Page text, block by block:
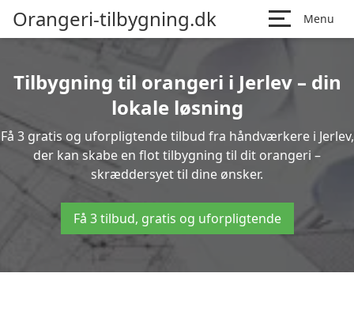
Orangeri-tilbygning.dk Menu
Tilbygning til orangeri i Jerlev – din
lokale løsning
Få 3 gratis og uforpligtende tilbud fra håndværkere i Jerlev,
der kan skabe en flot tilbygning til dit orangeri –
skræddersyet til dine ønsker.
Få 3 tilbud, gratis og uforpligtende